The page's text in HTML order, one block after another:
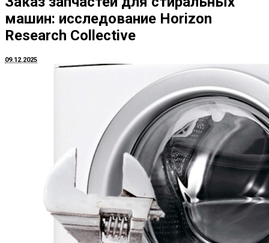
машин: исследование Horizon
Research Collective
09.12.2025